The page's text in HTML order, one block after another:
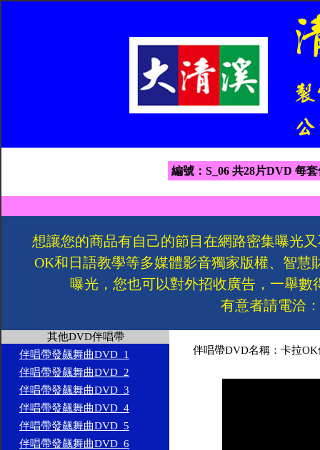
編號：S_06 共28片DVD 每
想讓您的商品有自己的節目在網路密集曝光
OK和日語教學等多媒體影音獨家版權、智
曝光，您也可以對外招收廣告，一舉
有意者請電洽
其他DVD伴唱帶
伴唱帶發飆舞曲DVD_1
伴唱帶發飆舞曲DVD_2
伴唱帶發飆舞曲DVD_3
伴唱帶發飆舞曲DVD_4
伴唱帶發飆舞曲DVD_5
伴唱帶發飆舞曲DVD_6
伴唱帶DVD名稱：卡拉